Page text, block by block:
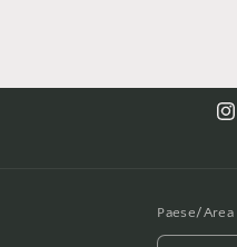
Paese/